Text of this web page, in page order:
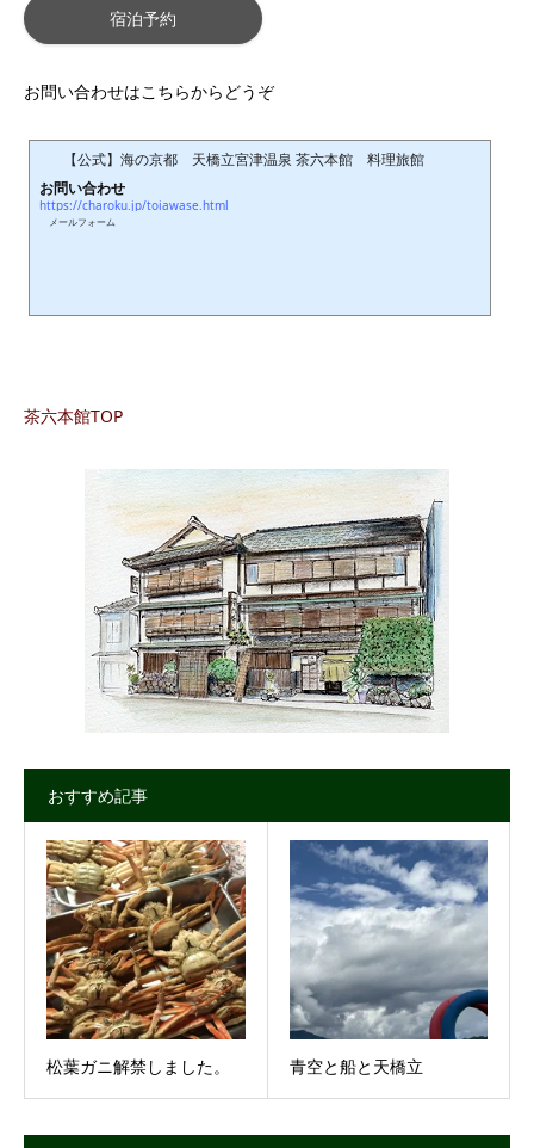
宿泊予約
お問い合わせはこちらからどうぞ
【公式】海の京都 天橋立宮津温泉 茶六本館 料理旅館
お問い合わせ
https://charoku.jp/toiawase.html
メールフォーム
茶六本館TOP
おすすめ記事
松葉ガニ解禁しました。 青空と船と天橋立